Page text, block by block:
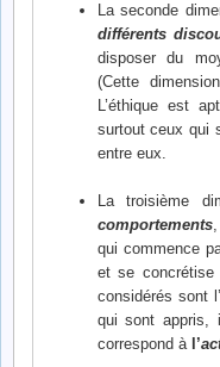
La seconde
différents
disposer du
(Cette
L’éthique est
surtout ceux qui
entre eux.
La troisième
comportements,
qui commence
et se concrétise
considérés sont
qui sont appris,
correspond à l’